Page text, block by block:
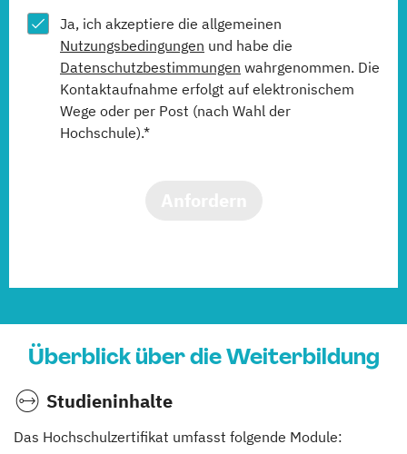
Ja, ich akzeptiere die allgemeinen
Nutzungsbedingungen und habe die
Datenschutzbestimmungen wahrgenommen. Die
Kontaktaufnahme erfolgt auf elektronischem
Wege oder per Post (nach Wahl der
Hochschule).*
Überblick über die Weiterbildung
Studieninhalte
Das Hochschulzertifikat umfasst folgende Module: